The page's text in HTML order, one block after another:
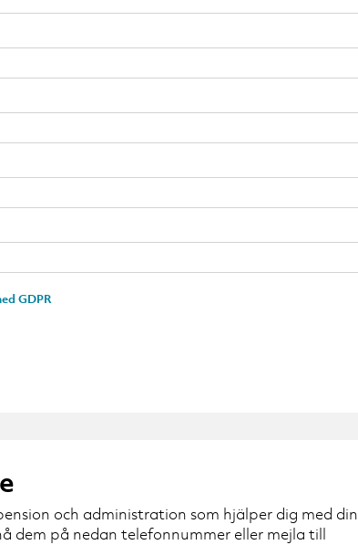
GDPR
och administration som hjälper dig med din
dem på nedan telefonnummer eller mejla till